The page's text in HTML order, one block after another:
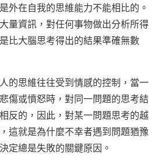
外在自我的思維能力不能相比的。
量資訊，對任何事物做出分析所得
比大腦思考得出的結果準確無數
的思維往往受到情感的控制，當一
傷或憤怒時，對同一問題的思考結
反的，因此，對某一問題思考的越
這就是為什麼不幸者遇到問題猶豫
定總是失敗的關鍵原因。